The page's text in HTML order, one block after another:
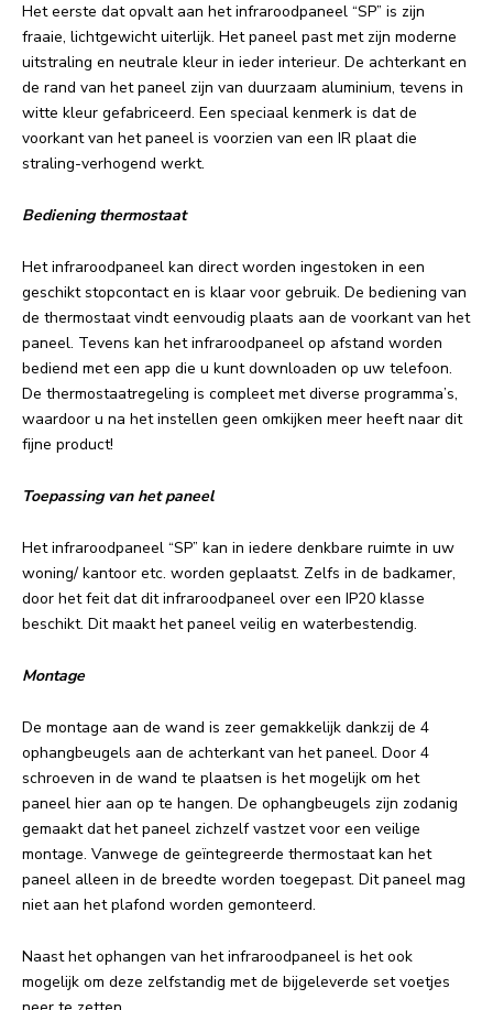
Het eerste dat opvalt aan het infraroodpaneel “SP” is zijn
fraaie, lichtgewicht uiterlijk. Het paneel past met zijn moderne
uitstraling en neutrale kleur in ieder interieur. De achterkant en
de rand van het paneel zijn van duurzaam aluminium, tevens in
witte kleur gefabriceerd. Een speciaal kenmerk is dat de
voorkant van het paneel is voorzien van een IR plaat die
straling-verhogend werkt.
Bediening thermostaat
Het infraroodpaneel kan direct worden ingestoken in een
geschikt stopcontact en is klaar voor gebruik. De bediening van
de thermostaat vindt eenvoudig plaats aan de voorkant van het
paneel. Tevens kan het infraroodpaneel op afstand worden
bediend met een app die u kunt downloaden op uw telefoon.
De thermostaatregeling is compleet met diverse programma’s,
waardoor u na het instellen geen omkijken meer heeft naar dit
fijne product!
Toepassing van het paneel
Het infraroodpaneel “SP” kan in iedere denkbare ruimte in uw
woning/ kantoor etc. worden geplaatst. Zelfs in de badkamer,
door het feit dat dit infraroodpaneel over een IP20 klasse
beschikt. Dit maakt het paneel veilig en waterbestendig.
Montage
De montage aan de wand is zeer gemakkelijk dankzij de 4
ophangbeugels aan de achterkant van het paneel. Door 4
schroeven in de wand te plaatsen is het mogelijk om het
paneel hier aan op te hangen. De ophangbeugels zijn zodanig
gemaakt dat het paneel zichzelf vastzet voor een veilige
montage. Vanwege de geïntegreerde thermostaat kan het
paneel alleen in de breedte worden toegepast. Dit paneel mag
niet aan het plafond worden gemonteerd.
Naast het ophangen van het infraroodpaneel is het ook
mogelijk om deze zelfstandig met de bijgeleverde set voetjes